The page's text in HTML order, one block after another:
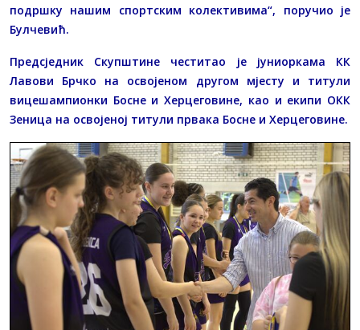
подршку нашим спортским колективима“, поручио је
Булчевић.
Предсједник Скупштине честитао је јуниоркама КК
Лавови Брчко на освојеном другом мјесту и титули
вицешампионки Босне и Херцеговине, као и екипи ОКК
Зеница на освојеној титули првака Босне и Херцеговине.